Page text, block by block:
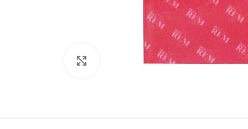
Clic para ampliar